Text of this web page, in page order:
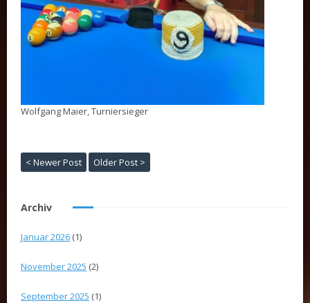
Wolfgang Maier, Turniersieger
< Newer Post Older Post >
Archiv
Januar 2026 (1)
November 2025 (2)
September 2025 (1)